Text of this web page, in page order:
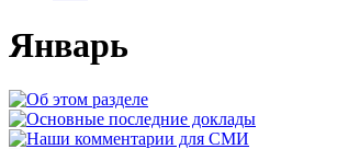
Январь